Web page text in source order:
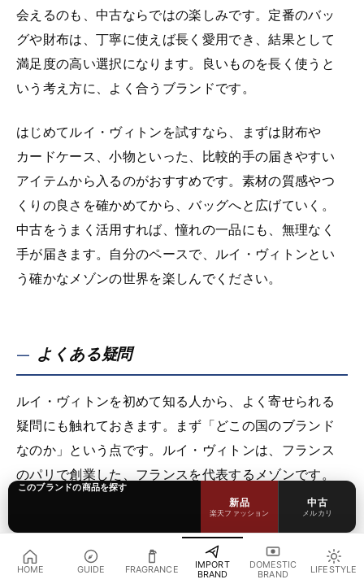
会えるのも、中古ならではの楽しみです。定番のバッ
グや財布は、丁寧に使えば長く愛用でき、結果として
満足度の高い選択になります。良いものを長く使うと
いう考え方に、よく合うブランドです。
はじめてルイ・ヴィトンを試すなら、まずは財布や
カードケース、小物といった、比較的手の届きやすい
アイテムから入るのがおすすめです。素材の質感やつ
くりの良さを確かめてから、バッグへと広げていく。
中古をうまく活用すれば、憧れの一品にも、無理なく
手が届きます。自分のペースで、ルイ・ヴィトンとい
う確かなメゾンの世界を楽しんでください。
よくある疑問
ルイ・ヴィトンを初めて知る人から、よく寄せられる
疑問にも触れておきます。まず「どこの国のブランド
なのか」という点です。ルイ・ヴィトンは、フランス
のパリで創業した、フランスを代表するメゾンです。
旅行鞄をつくるトランク職人の工房から始まり、いま
フランスのものづくりの伝統を体現しています。
このブランドの商品を探す
新品
楽天ファッション
中古
メルカリ
HOME GUIDE FRAGRANCE
IMPORT
BRAND
DOMESTIC
BRAND
LIFESTYLE